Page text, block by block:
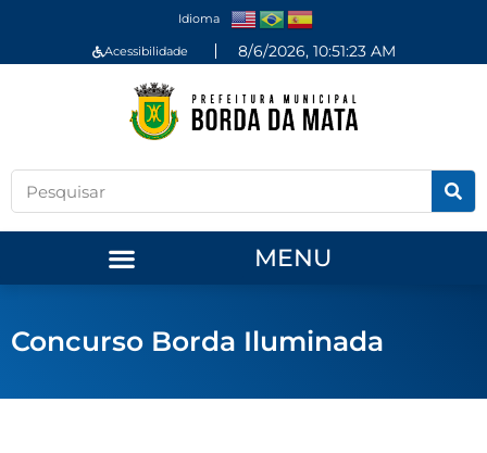
Idioma
Acessibilidade 8/6/2026, 10:51:23 AM
MENU
Concurso Borda Iluminada